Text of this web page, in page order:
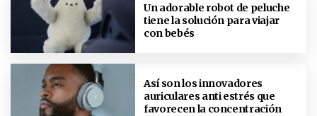
Un adorable robot de peluche
tiene la solución para viajar
con bebés
Así son los innovadores
auriculares anti estrés que
favorecen la concentración